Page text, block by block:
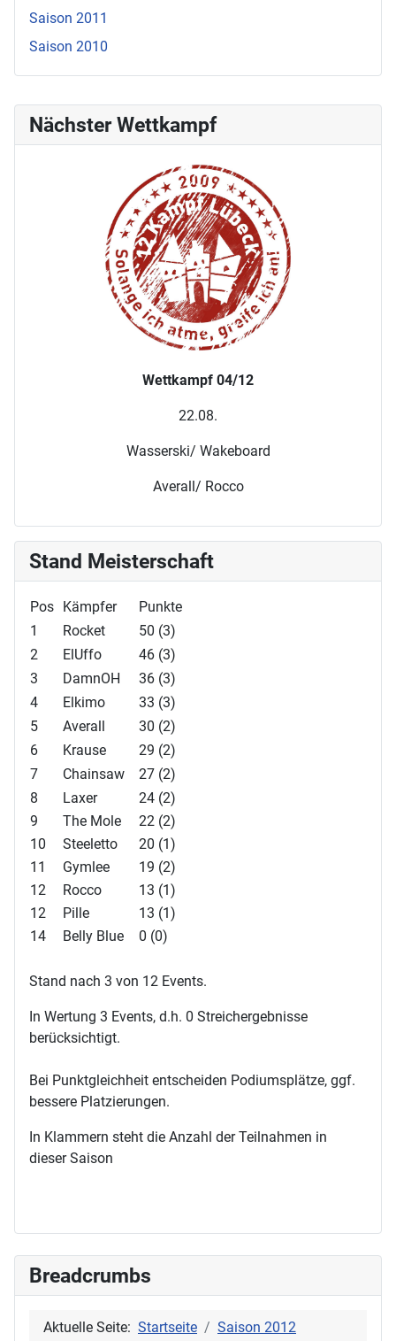
Nächster Wettkampf
Wettkampf 04/12
22.08.
Wasserski/ Wakeboard
Averall/ Rocco
Stand Meisterschaft
Pos Kämpfer
Punkte
1
Rocket
50 (3)
2
ElUffo
46 (3)
3
DamnOH
36 (3)
4
Elkimo
33 (3)
5
Averall
30 (2)
6
Krause
29 (2)
7
Chainsaw
27 (2)
8
Laxer
24 (2)
9
The Mole
22 (2)
10
Steeletto
20 (1)
11
Gymlee
19 (2)
12
Rocco
13 (1)
12
Pille
13 (1)
14
Belly Blue 0 (0)
Stand nach 3 von 12 Events.
In Wertung 3 Events, d.h. 0 Streichergebnisse
berücksichtigt.
Bei Punktgleichheit entscheiden Podiumsplätze, ggf.
bessere Platzierungen.
In Klammern steht die Anzahl der Teilnahmen in
dieser Saison
Saison 2011
Saison 2010
Breadcrumbs
Aktuelle Seite: Startseite
Saison 2012